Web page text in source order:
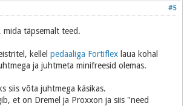
#5
mida täpsemalt teed.
kellelpedaaliga Fortiflex laua kohal
ja juhtmeta minifreesid olemas.
siis võta juhtmega käsikas.
et on Dremel ja Proxxon ja siis "need